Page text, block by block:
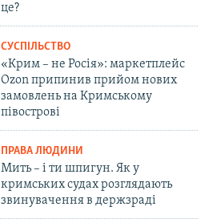
це?
СУСПІЛЬСТВО
«Крим – не Росія»: маркетплейс
Ozon припинив прийом нових
замовлень на Кримському
півострові
ПРАВА ЛЮДИНИ
Мить – і ти шпигун. Як у
кримських судах розглядають
звинувачення в держзраді